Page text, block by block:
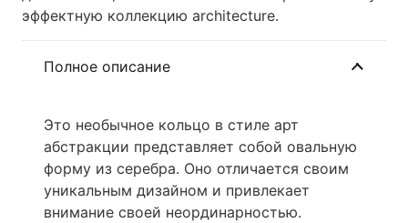
эффектную коллекцию architecture.
Полное описание
Это необычное кольцо в стиле арт
абстракции представляет собой овальную
форму из серебра. Оно отличается своим
уникальным дизайном и привлекает
внимание своей неординарностью.